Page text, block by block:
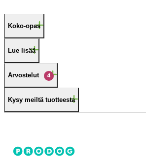
Koko-opas
Lue lisää
Arvostelut 4
Kysy meiltä tuotteesta